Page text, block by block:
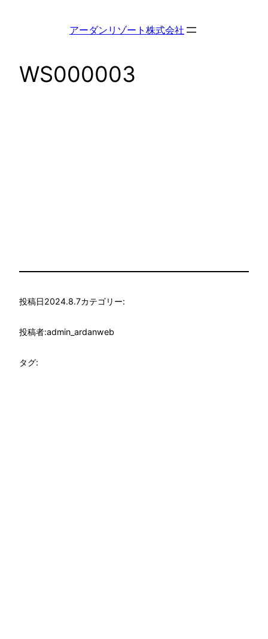
アーダンリゾート株式会社
WS000003
投稿日2024.8.7カテゴリー:
投稿者:admin_ardanweb
タグ: